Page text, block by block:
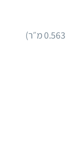
0.563מ״ר)